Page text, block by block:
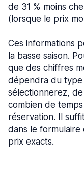
de 31 % moins
(lorsque le prix
Ces informations
la basse saison.
que des chiffres
dépendra du type
sélectionnerez,
combien de
réservation. Il
dans le
prix exacts.